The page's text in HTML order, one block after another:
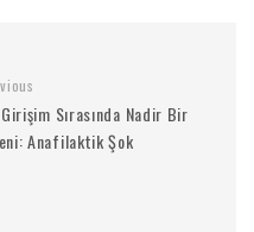
Sırasında Nadir Bir
Anafilaktik Şok